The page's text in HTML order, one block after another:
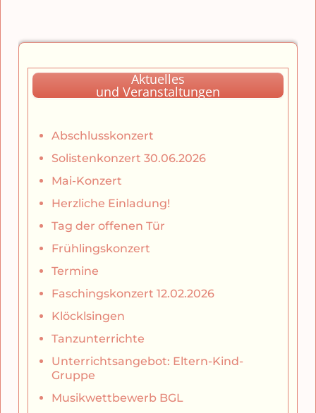
Aktuelles
und Veranstaltungen
Abschlusskonzert
Solistenkonzert 30.06.2026
Mai-Konzert
Herzliche Einladung!
Tag der offenen Tür
Frühlingskonzert
Termine
Faschingskonzert 12.02.2026
Klöcklsingen
Tanzunterrichte
Unterrichtsangebot: Eltern-Kind-
Gruppe
Musikwettbewerb BGL